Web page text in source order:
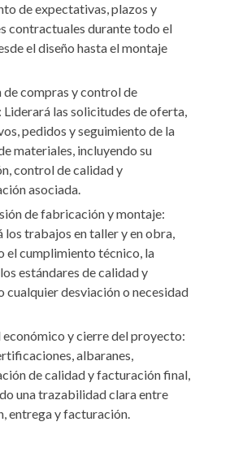
de expectativas, plazos y
contractuales durante todo el
el diseño hasta el montaje
de compras y control de
Liderará las solicitudes de oferta,
pedidos y seguimiento de la
materiales, incluyendo su
control de calidad y
asociada.
de fabricación y montaje:
los trabajos en taller y en obra,
el cumplimiento técnico, la
estándares de calidad y
cualquier desviación o necesidad
y cierre del proyecto:
albaranes,
de calidad y facturación final,
una trazabilidad clara entre
entrega y facturación.